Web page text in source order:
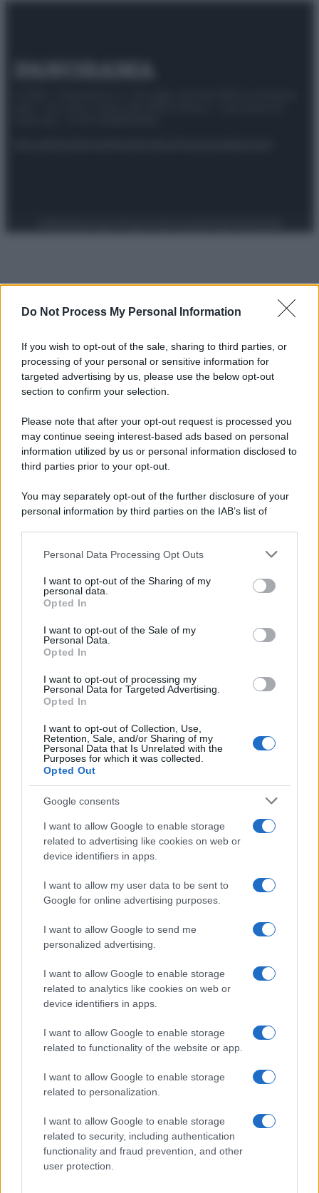
Do Not Process My Personal Information
If you wish to opt-out of the sale, sharing to third parties, or
processing of your personal or sensitive information for
targeted advertising by us, please use the below opt-out
section to confirm your selection.
Please note that after your opt-out request is processed you
may continue seeing interest-based ads based on personal
information utilized by us or personal information disclosed to
third parties prior to your opt-out.
You may separately opt-out of the further disclosure of your
personal information by third parties on the IAB’s list of
This information may also be disclosed by us to third parties
disclose it to other third parties.
Please note that this website/app uses one or more Google
services and may gather and store information including but
not limited to your visit or usage behaviour. You may click to
grant or deny consent to Google and its third-party tags to
consent section.
Personal Data Processing Opt Outs
I want to opt-out of the Sharing of my
personal data.
Opted In
I want to opt-out of the Sale of my
Personal Data.
Opted In
I want to opt-out of processing my
Personal Data for Targeted Advertising.
Opted In
I want to opt-out of Collection, Use,
Retention, Sale, and/or Sharing of my
Personal Data that Is Unrelated with the
Purposes for which it was collected.
Opted Out
Google consents
I want to allow Google to enable storage
related to advertising like cookies on web or
device identifiers in apps.
I want to allow my user data to be sent to
Google for online advertising purposes.
I want to allow Google to send me
personalized advertising.
I want to allow Google to enable storage
related to analytics like cookies on web or
device identifiers in apps.
I want to allow Google to enable storage
related to functionality of the website or app.
I want to allow Google to enable storage
related to personalization.
I want to allow Google to enable storage
related to security, including authentication
functionality and fraud prevention, and other
user protection.